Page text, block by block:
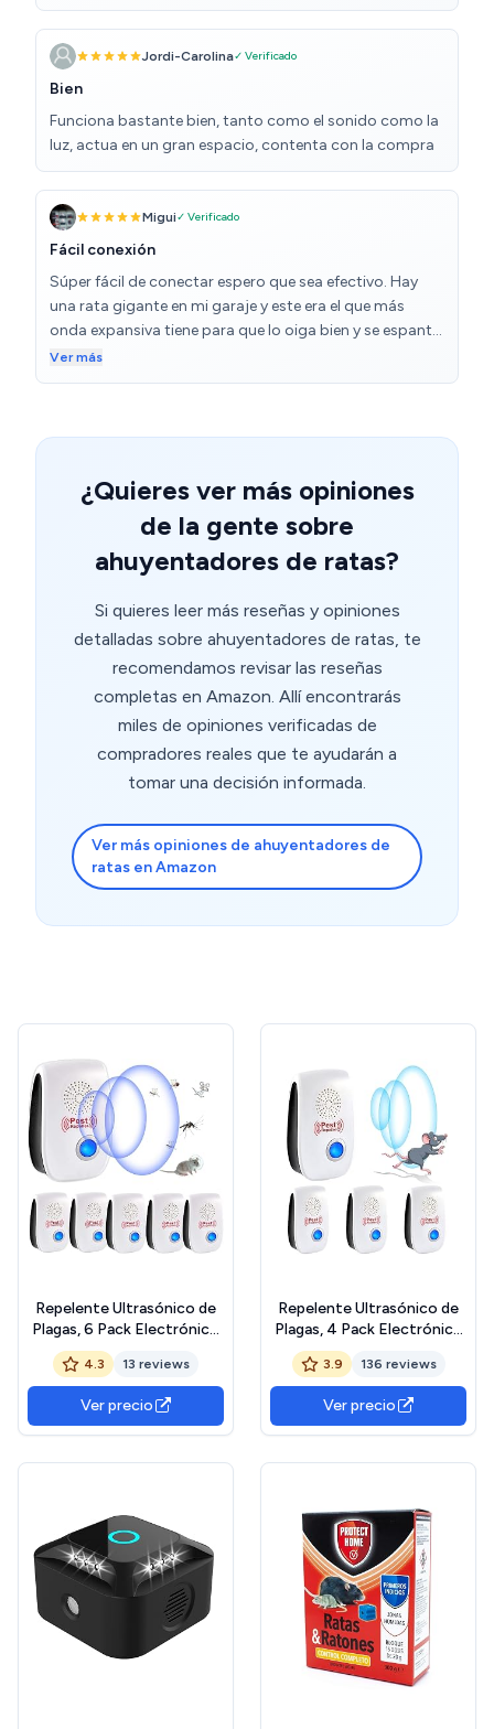
noche en otra sala y sin problema. También puedes
encenderle una luz aunque no se muy bien que utilidad
tiene.
Jordi-Carolina✓ Verificado
Bien
Funciona bastante bien, tanto como el sonido como la
luz, actua en un gran espacio, contenta con la compra
Migui✓ Verificado
Fácil conexión
Súper fácil de conectar espero que sea efectivo. Hay
una rata gigante en mi garaje y este era el que más
onda expansiva tiene para que lo oiga bien y se espante
definitivamente. Tiene tres niveles y lo he puesto al
máximo.
Ver más
¿Quieres ver más opiniones
de la gente sobre
ahuyentadores de ratas?
Si quieres leer más reseñas y opiniones
detalladas sobre ahuyentadores de ratas, te
recomendamos revisar las reseñas
completas en Amazon. Allí encontrarás
miles de opiniones verificadas de
compradores reales que te ayudarán a
tomar una decisión informada.
Ver más opiniones de ahuyentadores de
ratas en Amazon
Repelente Ultrasónico de
Plagas, 6 Pack Electrónico
Repelente Mosquitos
Control de Plagas,
Repelente Ultrasónico
Mosquitos para Anti
Moscas, Ratones,
4.3 13 reviews
Ver precio
Repelente Ultrasónico de
Plagas, 4 Pack Electrónico
Repelente Mosquitos
Insectos Control de Plagas,
Cucarachas, Mosquitos,
Arañas, Roedores
3.9 136 reviews
Ver precio